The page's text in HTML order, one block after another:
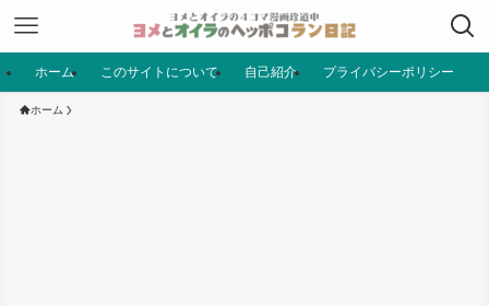
ホーム このサイトについて 自己紹介 プライバシーポリシー
ホーム